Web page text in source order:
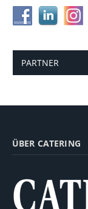
PARTNER
ÜBER CATERING